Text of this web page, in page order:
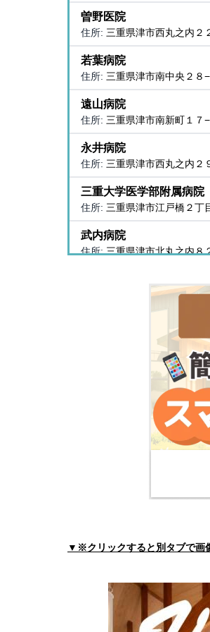
曽野医院
住所: 三重県津市西丸之内２
若葉病院
住所: 三重県津市南中央２８
遠山病院
住所: 三重県津市南新町１７
永井病院
住所: 三重県津市西丸之内２
三重大学医学部附属病院
住所: 三重県津市江戸橋２丁
武内病院
住所:三重県津市北丸之内８
三重県津市半田１４８
三重県津市長岡町３０
津健康クリニック
三重県津市観音寺町７
三重県津市１１ マッ
大橋クリニック
倉本病院健康管理システ
増井内科
大西医院
三重県津市藤方２２
山の手内科クリニック
▼※クリックすると別タブで画